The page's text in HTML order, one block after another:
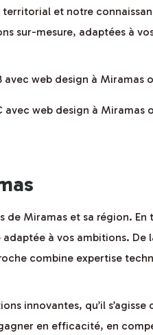
et notre
sur-mesure, adaptées à
avec web design à Miramas
avec web design à Miramas
Miramas et sa région.
à vos ambitions.
combine expertise
innovantes, qu’il
en efficacité, en